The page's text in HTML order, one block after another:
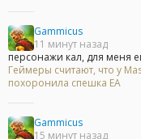
Gammicus
11 минут назад
персонажи кал, для меня
Геймеры считают, что у
похоронила спешка EA
Gammicus
15 минут назад